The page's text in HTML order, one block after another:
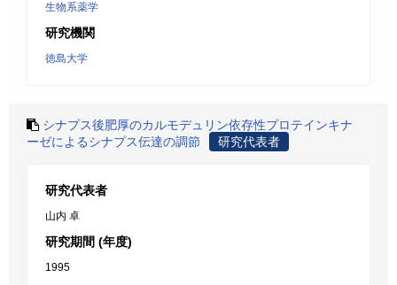
生物系薬学
研究機関
徳島大学
シナプス後肥厚のカルモデュリン依存性プロテインキナ
ーゼによるシナプス伝達の調節
研究代表者
研究代表者
山内 卓
研究期間 (年度)
1995